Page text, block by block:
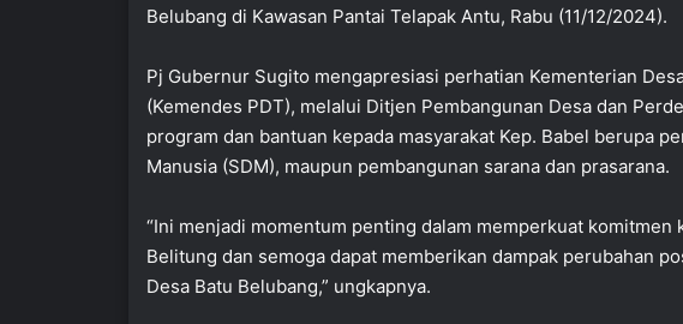
Belubang di Kawasan Pantai Telapak Antu, Rabu (11/12/2024).
Pj Gubernur Sugito mengapresiasi perhatian Kementerian
(Kemendes PDT), melalui Ditjen Pembangunan Desa dan
program dan bantuan kepada masyarakat Kep. Babel berupa
Manusia (SDM), maupun pembangunan sarana dan prasarana.
“Ini menjadi momentum penting dalam memperkuat komitmen
Belitung dan semoga dapat memberikan dampak perubahan
Desa Batu Belubang,” ungkapnya.